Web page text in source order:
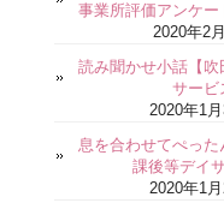
事業所評価アンケ
2020年2
読み聞かせ小話【吹
サービ
2020年1月
息を合わせてぺっ
課後等デイ
2020年1月